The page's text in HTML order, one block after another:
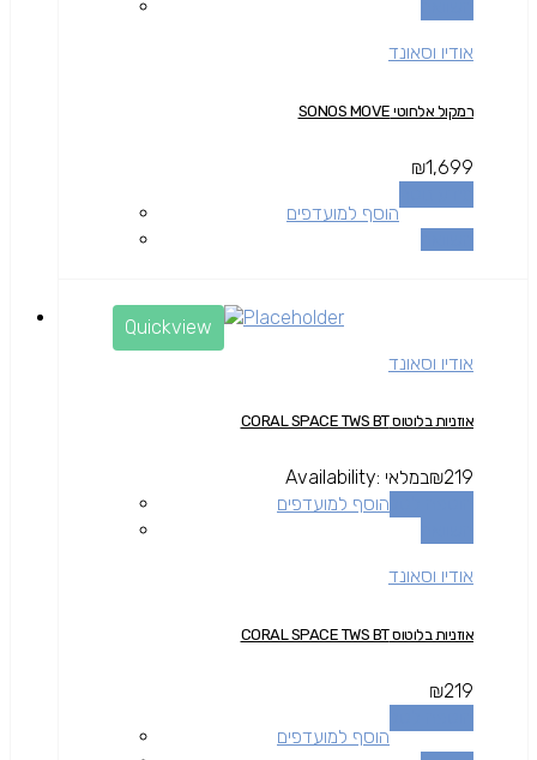
אודיו וסאונד
רמקול אלחוטי SONOS MOVE
₪1,699
הוסף למועדפים
Quickview
אודיו וסאונד
אוזניות בלוטוס CORAL SPACE TWS BT
₪219
Availability: במלאי
הוסף למועדפים
אודיו וסאונד
אוזניות בלוטוס CORAL SPACE TWS BT
₪219
הוסף למועדפים